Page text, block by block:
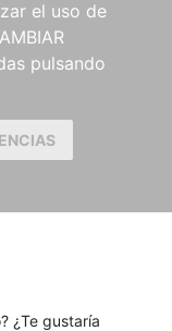
el uso de
pulsando
¿Te gustaría